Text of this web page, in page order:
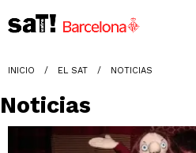
INICIO EL SAT NOTICIAS
Noticias